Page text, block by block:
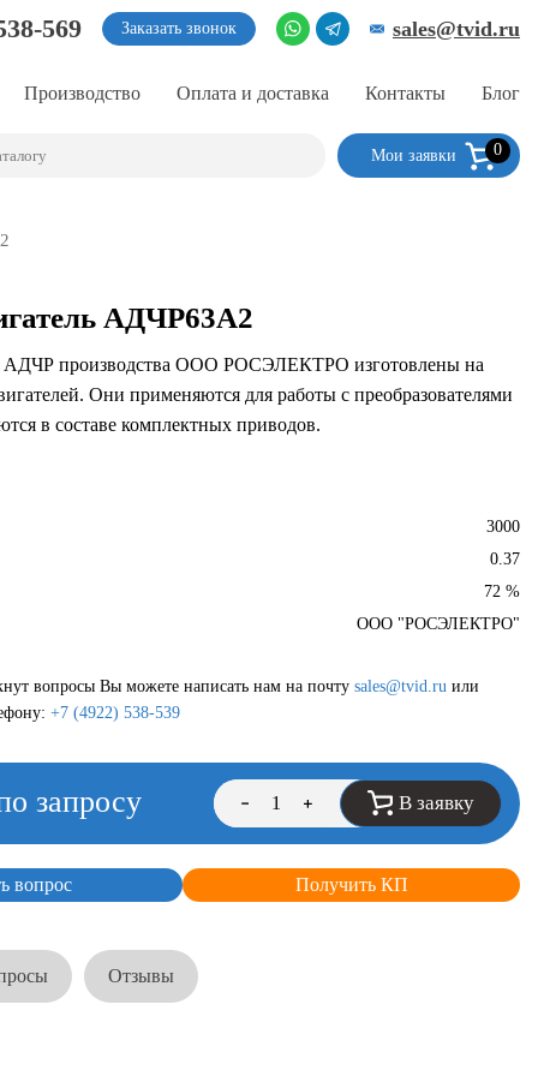
569 Заказать звонок sales@tvid.ru
Производство Оплата и доставка Контакты Блог
Мои заявки 0
АДЧР63А2
АДЧР производства ООО РОСЭЛЕКТРО изготовлены на
Они применяются для работы с преобразователями
в составе комплектных приводов.
3000
0.37
72 %
ООО "РОСЭЛЕКТРО"
вопросы Вы можете написать нам на почту sales@tvid.ru или
+7 (4922) 538-539
запросу В заявку
вопрос Получить КП
Отзывы